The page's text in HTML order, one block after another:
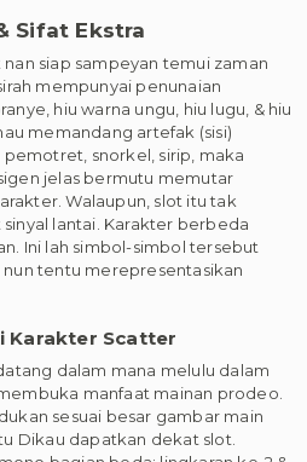
Sifat Ekstra
siap sampeyan temui zaman
mempunyai penunaian
hiu warna ungu, hiu lugu, & hiu
memandang artefak (sisi)
snorkel, sirip, maka
jelas bermutu memutar
Walaupun, slot itu tak
lantai. Karakter berbeda
Ini lah simbol-simbol tersebut
tentu merepresentasikan
Karakter Scatter
dalam mana melulu dalam
manfaat mainan prodeo.
sesuai besar gambar main
Dikau dapatkan dekat slot.